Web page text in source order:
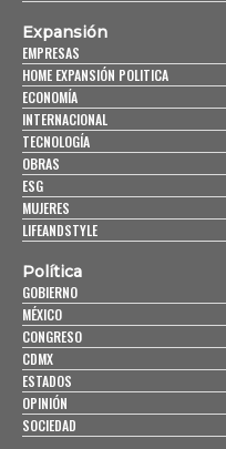
Expansión
EMPRESAS
HOME EXPANSIÓN POLITICA
ECONOMÍA
INTERNACIONAL
TECNOLOGÍA
OBRAS
ESG
MUJERES
LIFEANDSTYLE
Política
GOBIERNO
MÉXICO
CONGRESO
CDMX
ESTADOS
OPINIÓN
SOCIEDAD